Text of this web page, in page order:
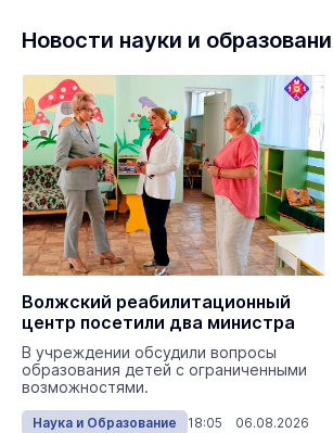
Новости науки и
Волжский реабилитационный
центр посетили два министра
В учреждении обсудили вопросы
образования детей с ограниченными
возможностями.
Наука и Образование 18:05 06.08.2026